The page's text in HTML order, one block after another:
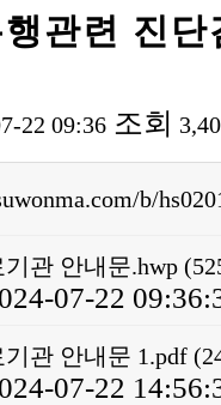
관련 진단
22 09:36 조회
b/
관 안내문.hwp
07-22
관 안내문 1.pdf
07-22